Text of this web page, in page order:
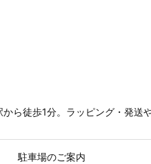
ら徒歩1分。ラッピング・発送
駐車場のご案内